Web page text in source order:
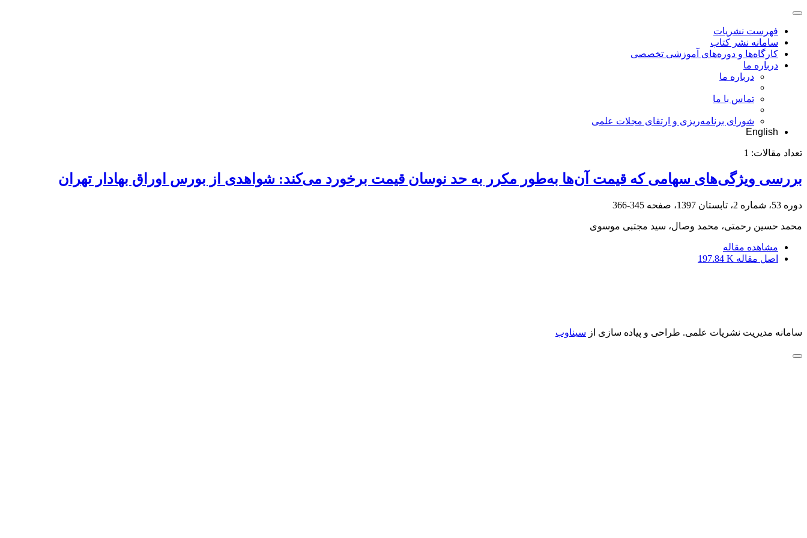
فهرست نشریات
سامانه نشر کتاب
کارگاه‌ها و دوره‌های آموزشی تخصصی
درباره ما
درباره ما
تماس با ما
شورای برنامه‌ریزی و ارتقای مجلات علمی
English
تعداد مقالات: 1
بررسی ویژگی‌های‌ سهامی که قیمت آن‌ها به‌طور مکرر به حد نوسان قیمت برخورد می‌کند: شواهدی از بورس اوراق بهادار تهران
دوره 53، شماره 2، تابستان 1397، صفحه 345-366
محمد حسین رحمتی، محمد وصال، سید مجتبی موسوی
مشاهده مقاله
اصل مقاله 197.84 K
سامانه مدیریت نشریات علمی. طراحی و پیاده سازی از سیناوب